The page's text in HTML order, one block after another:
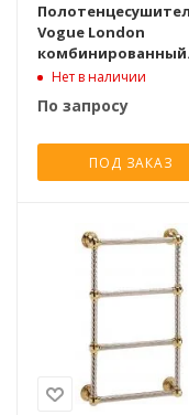
Vogue London
комбинированный
750x500, хром
Нет в наличии
По запросу
ПОД ЗАКАЗ